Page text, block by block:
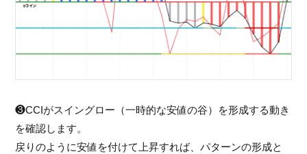
❸CCIがスイングロー（一時的な安値の谷）を形成する動き
を確認します。
戻りのように安値を付けて上昇すれば、パターンの形成と